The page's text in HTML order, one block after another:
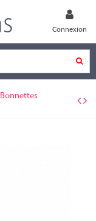
Connexion
Bonnettes